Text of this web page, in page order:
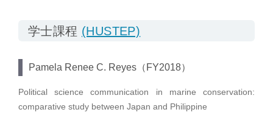
学士課程 (HUSTEP)
Pamela Renee C. Reyes（FY2018）
Political science communication in marine conservation:
comparative study between Japan and Philippine